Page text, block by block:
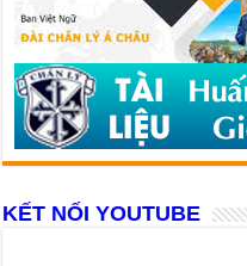
KẾT NỐI YOUTUBE